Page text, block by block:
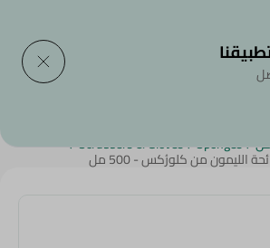
الشخصية
/
Sponges
/
Scrubbers & Gloves
/
الليمون من كلورُكس - 500 مل